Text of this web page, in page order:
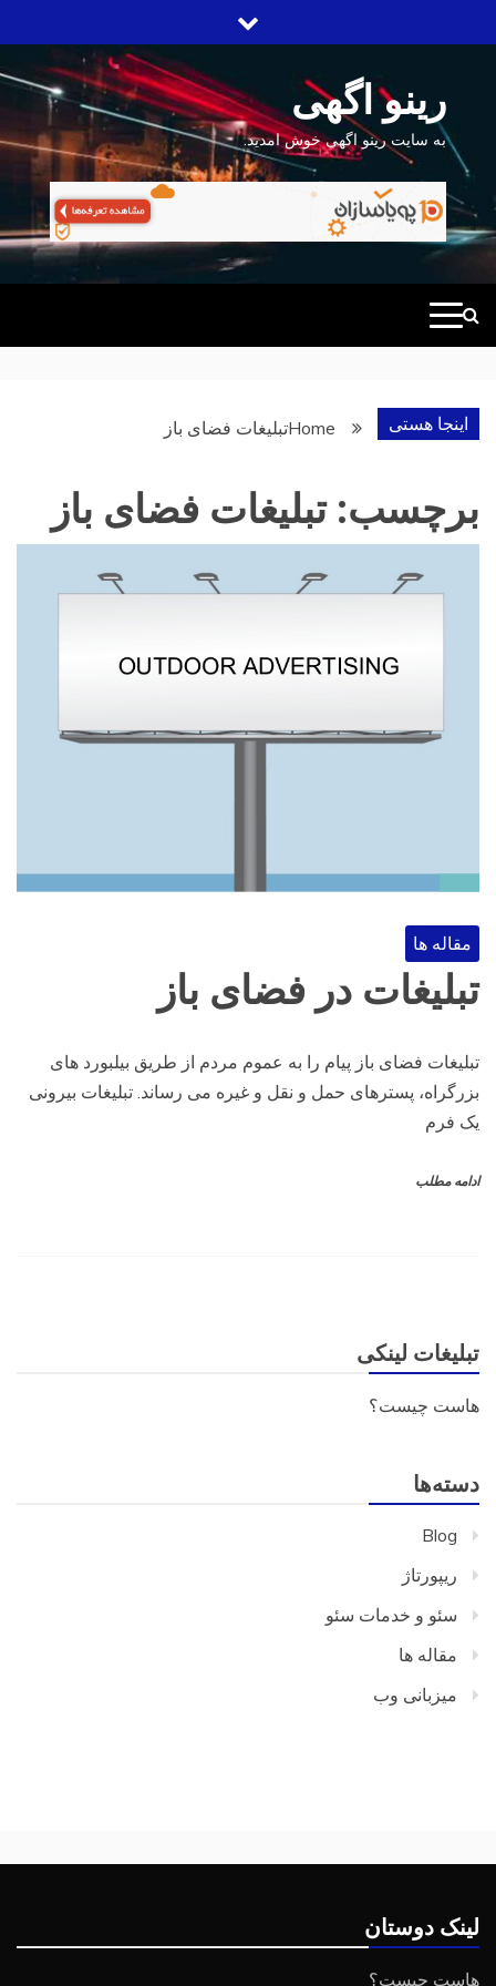
to
رینو اگهی
به سایت رینو اگهی خوش امدید.
اینجا هستی Homeتبلیغات فضای باز
برچسب:تبلیغات فضای باز
مقاله ها
تبلیغات در فضای باز
تبلیغات فضای باز پیام را به عموم مردم از طریق بیلبورد های
بزرگراه، پسترهای حمل و نقل و غیره می رساند. تبلیغات بیرونی
یک فرم
ادامه مطلب
تبلیغات لینکی
هاست چیست؟
دسته‌ها
Blog
ریپورتاژ
سئو و خدمات سئو
مقاله ها
میزبانی وب
لینک دوستان
هاست چیست؟